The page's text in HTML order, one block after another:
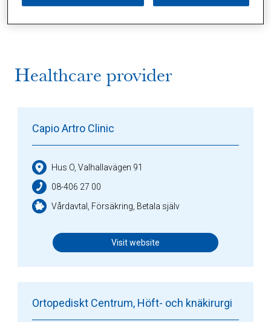
Sidor (0) Press (0) Sophianytt (0)
Healthcare provider
Capio Artro Clinic
Hus O, Valhallavägen 91
08-406 27 00
Vårdavtal, Försäkring, Betala själv
Visit website
Ortopediskt Centrum, Höft- och knäkirurgi